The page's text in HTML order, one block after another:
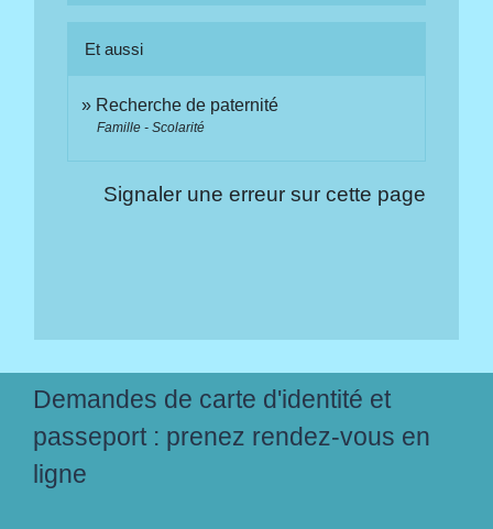
Et aussi
Recherche de paternité
Famille - Scolarité
Signaler une erreur sur cette page
Demandes de carte d'identité et
passeport : prenez rendez-vous en
ligne